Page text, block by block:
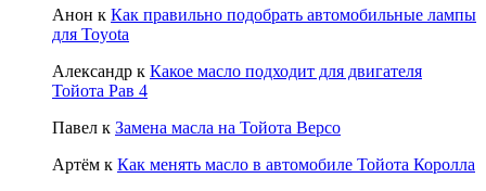
Анон к Как правильно подобрать автомобильные лампы
для Toyota
Александр к Какое масло подходит для двигателя
Тойота Рав 4
Павел к Замена масла на Тойота Версо
Артём к Как менять масло в автомобиле Тойота Королла